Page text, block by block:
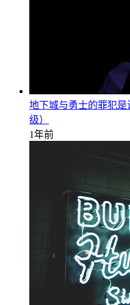
地下城与勇士的罪犯
级）
1年前